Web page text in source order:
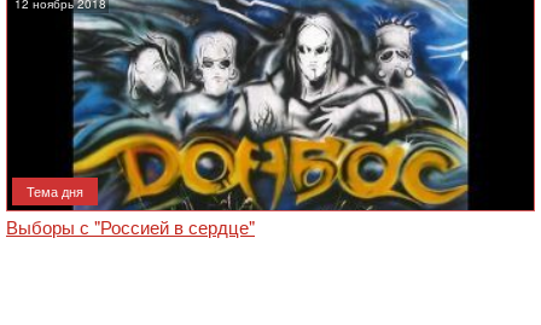
12 ноябрь 2018
Тема дня
Выборы с "Россией в сердце"